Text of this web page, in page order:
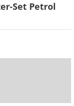
Set Petrol